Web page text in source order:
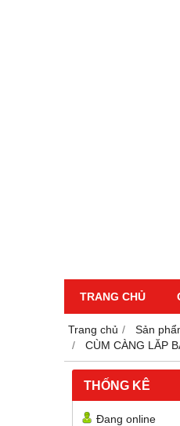
TRANG CHỦ
Trang chủ Sản
CÙM CÀNG LĂP
THỐNG KÊ
Đang online